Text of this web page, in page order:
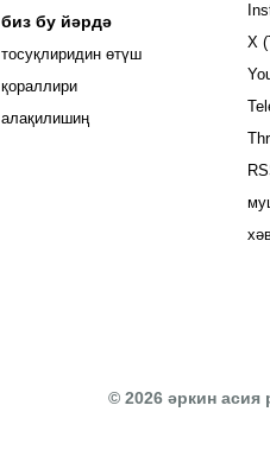
биз бу йәрдә
тосуқлиридин өтүш
қораллири
алақилишиң
X
© 2026 әркин асия